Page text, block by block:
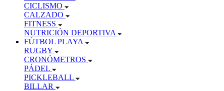
CICLISMO
CALZADO
FITNESS
NUTRICIÓN DEPORTIVA
FÚTBOL PLAYA
RUGBY
CRONÓMETROS
PÁDEL
PICKLEBALL
BILLAR